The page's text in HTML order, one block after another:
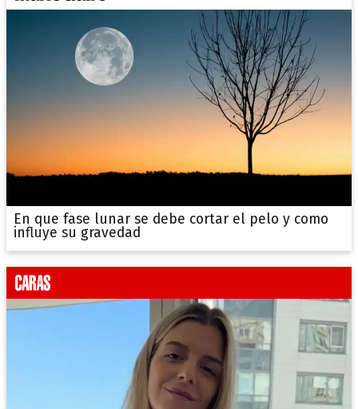
En que fase lunar se debe cortar el pelo y como
influye su gravedad